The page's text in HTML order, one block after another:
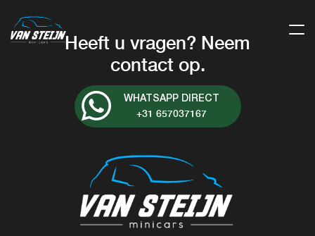
Heeft u vragen? Neem
contact op.
WHATSAPP DIRECT
+31 657037167